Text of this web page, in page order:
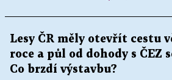
Lesy ČR měly otevřít cestu
roce a půl od dohody s ČEZ
Co brzdí výstavbu?